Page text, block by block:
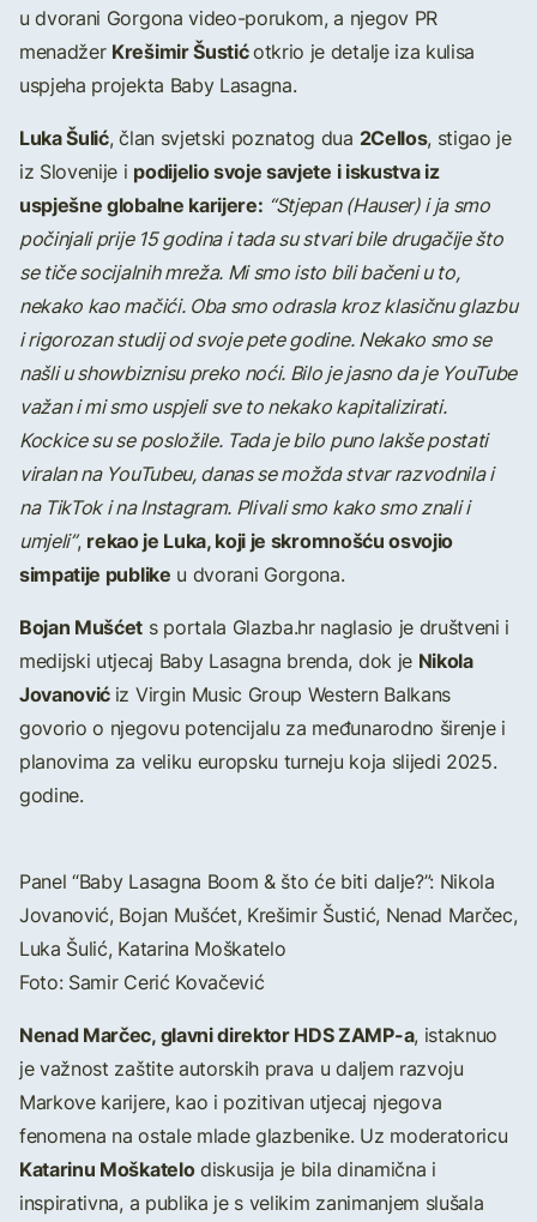
u dvorani Gorgona video-porukom, a njegov PR
menadžer Krešimir Šustićotkrio je detalje iza kulisa
uspjeha projekta Baby Lasagna.
Luka Šulić, član svjetski poznatog dua 2Cellos, stigao je
iz Slovenije i podijelio svoje savjete i iskustva iz
uspješne globalne karijere: “Stjepan (Hauser) i ja smo
počinjali prije 15 godina i tada su stvari bile drugačije što
se tiče socijalnih mreža. Mi smo isto bili bačeni u to,
nekako kao mačići. Oba smo odrasla kroz klasičnu glazbu
i rigorozan studij od svoje pete godine. Nekako smo se
našli u showbiznisu preko noći. Bilo je jasno da je YouTube
važan i mi smo uspjeli sve to nekako kapitalizirati.
Kockice su se posložile. Tada je bilo puno lakše postati
viralan na YouTubeu, danas se možda stvar razvodnila i
na TikTok i na Instagram. Plivali smo kako smo znali i
umjeli”, rekao je Luka, koji je skromnošću osvojio
simpatije publike u dvorani Gorgona.
Bojan Mušćet s portala Glazba.hr naglasio je društveni i
medijski utjecaj Baby Lasagna brenda, dok je Nikola
Jovanović iz Virgin Music Group Western Balkans
govorio o njegovu potencijalu za međunarodno širenje i
planovima za veliku europsku turneju koja slijedi 2025.
godine.
Panel “Baby Lasagna Boom & što će biti dalje?”: Nikola
Jovanović, Bojan Mušćet, Krešimir Šustić, Nenad Marčec,
Luka Šulić, Katarina Moškatelo
Foto: Samir Cerić Kovačević
Nenad Marčec, glavni direktor HDS ZAMP-a, istaknuo
je važnost zaštite autorskih prava u daljem razvoju
Markove karijere, kao i pozitivan utjecaj njegova
fenomena na ostale mlade glazbenike. Uz moderatoricu
Katarinu Moškatelodiskusija je bila dinamična i
inspirativna, a publika je s velikim zanimanjem slušala